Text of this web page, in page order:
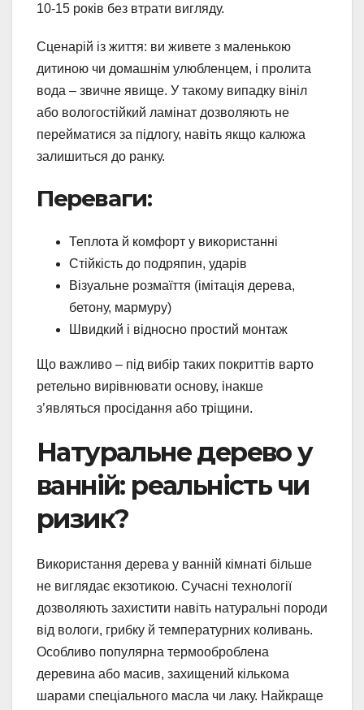
10-15 років без втрати вигляду.
Сценарій із життя: ви живете з маленькою
дитиною чи домашнім улюбленцем, і пролита
вода – звичне явище. У такому випадку вініл
або вологостійкий ламінат дозволяють не
перейматися за підлогу, навіть якщо калюжа
залишиться до ранку.
Переваги:
Теплота й комфорт у використанні
Стійкість до подряпин, ударів
Візуальне розмаїття (імітація дерева,
бетону, мармуру)
Швидкий і відносно простий монтаж
Що важливо – під вибір таких покриттів варто
ретельно вирівнювати основу, інакше
з’являться просідання або тріщини.
Натуральне дерево у
ванній: реальність чи
ризик?
Використання дерева у ванній кімнаті більше
не виглядає екзотикою. Сучасні технології
дозволяють захистити навіть натуральні породи
від вологи, грибку й температурних коливань.
Особливо популярна термооброблена
деревина або масив, захищений кількома
шарами спеціального масла чи лаку. Найкраще